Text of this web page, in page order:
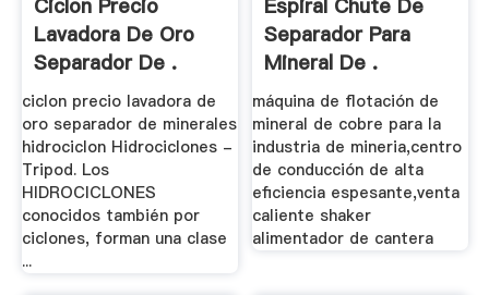
Ciclon Precio
Lavadora De Oro
Separador De .
ciclon precio lavadora de
oro separador de minerales
hidrociclon Hidrociclones -
Tripod. Los
HIDROCICLONES
conocidos también por
ciclones, forman una clase
...
Espiral Chute De
Separador Para
Mineral De .
máquina de flotación de
mineral de cobre para la
industria de mineria,centro
de conducción de alta
eficiencia espesante,venta
caliente shaker
alimentador de cantera